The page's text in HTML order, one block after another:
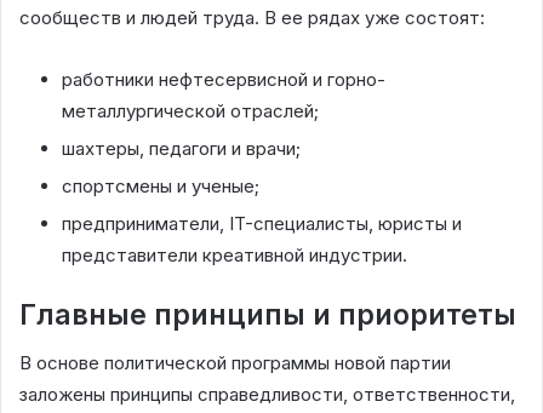
сообществ и людей труда. В ее рядах уже состоят:
работники нефтесервисной и горно-
металлургической отраслей;
шахтеры, педагоги и врачи;
спортсмены и ученые;
предприниматели, IT-специалисты, юристы и
представители креативной индустрии.
Главные принципы и приоритеты
В основе политической программы новой партии
заложены принципы справедливости, ответственности,